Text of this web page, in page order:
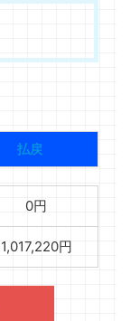
払戻
0円
1,017,220円